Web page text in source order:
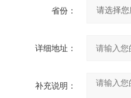
省份：
详细地址：
补充说明：